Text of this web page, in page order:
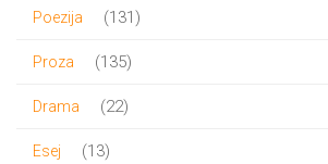
proizvoda
Poezija 131 131
Proza 135135
Drama 2222
Esej 1313